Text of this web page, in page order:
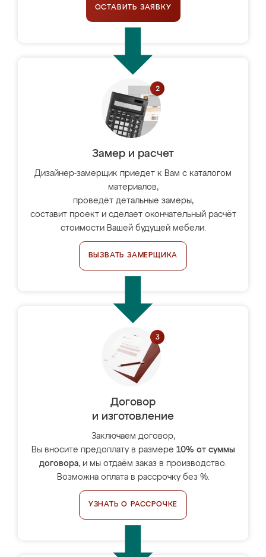
ОСТАВИТЬ ЗАЯВКУ
Замер и расчет
Дизайнер-замерщик приедет к Вам с каталогом
материалов,
проведёт детальные замеры,
составит проект и сделает окончательный расчёт
стоимости Вашей будущей мебели.
ВЫЗВАТЬ ЗАМЕРЩИКА
Договор
и изготовление
Заключаем договор,
Вы вносите предоплату в размере 10% от суммы
договора, и мы отдаём заказ в производство.
Возможна оплата в рассрочку без %.
УЗНАТЬ О РАССРОЧКЕ